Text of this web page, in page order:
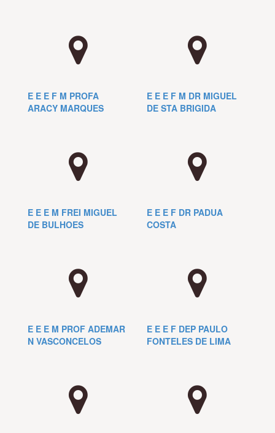
E E E F M PROFA
ARACY MARQUES
E E E F M DR MIGUEL
DE STA BRIGIDA
E E E M FREI MIGUEL
DE BULHOES
E E E F DR PADUA
COSTA
E E E M PROF ADEMAR
N VASCONCELOS
E E E F DEP PAULO
FONTELES DE LIMA